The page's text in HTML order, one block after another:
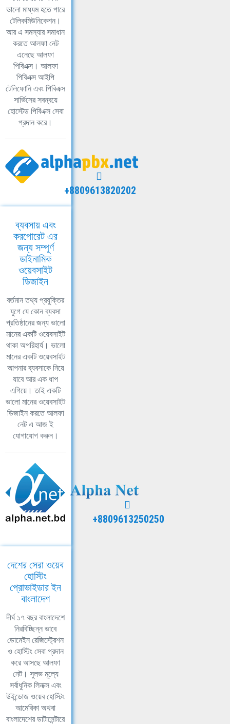
ভালো মাধ্যম হতে পারে
টেলিকমিউনিকেশন।
আর এ সমস্যার সমাধান
করতে আলফা নেট
এনেছে আলফা
পিবিএক্স। আলফা
পিবিএক্স আইপি
টেলিফোনি এবং পিবিএক্স
সার্ভিসের সবন্বয়ে
হোস্টেড পিবিএক্স সেবা
প্রদান করে।
+8809613820202
ব্যবসায় এবং
করপোরেট এর
জন্য সম্পূর্ণ
ডাইনামিক
ওয়েবসাইট
ডিজাইন
বর্তমান তথ্য প্রযুক্তির
যুগে যে কোন ব্যবসা
প্রতিষ্ঠানের জন্য ভালো
মানের একটি ওয়েবসাইট
থাকা অপরিহার্য। ভালো
মানের একটি ওয়েবসাইট
আপনার ব্যবসাকে নিয়ে
যাবে আর এক ধাপ
এগিয়ে। তাই একটি
ভালো মানের ওয়েবসাইট
ডিজাইন করতে আলফা
নেট এ আজ ই
যোগাযোগ করুন।
+8809613250250
দেশের সেরা ওয়েব
হোস্টিং
প্রোভাইডার ইন
বাংলাদেশ
দীর্ঘ ১৭ বছর বাংলাদেশে
নিরবিচ্ছিন্ন ভাবে
ডোমেইন রেজিস্ট্রেশন
ও হোস্টিং সেবা প্রদান
করে আসছে আলফা
নেট। সুলভ মূল্যে
সর্বাধুনিক লিনাক্স এবং
উইন্ডোজ ওয়েব হোস্টিং
আমেরিকা অথবা
বাংলাদেশের ডাটাসেন্টারে